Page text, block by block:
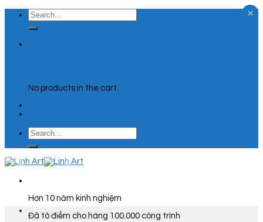
Skip
content
Search
for:
No products in the cart.
Search
for:
Hơn 10 năm kinh nghiệm
Đã tô điểm cho hàng 100.000 công trình
×